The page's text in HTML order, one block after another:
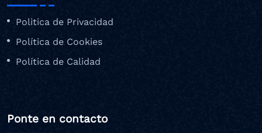
Politica de Privacidad
Política de Cookies
Política de Calidad
Ponte en contacto